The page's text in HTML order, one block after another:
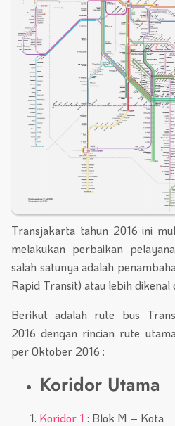
Transjakarta tahun 2016 ini
melakukan perbaikan
salah satunya adalah
Rapid Transit) atau lebih dikenal
Berikut adalah rute bus
2016 dengan rincian rute
per Oktober 2016 :
Koridor Utama
Koridor 1 : Blok M – Kota